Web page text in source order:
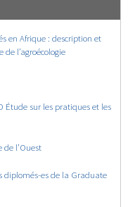
en Afrique : description et
l’agroécologie
Étude sur les pratiques et les
de l’Ouest
diplomés-es de la Graduate